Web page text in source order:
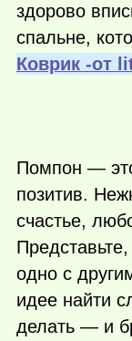
здорово
спальне,
Коврик -от
Помпон —
позитив.
счастье,
одно с
идее найти
делать — и